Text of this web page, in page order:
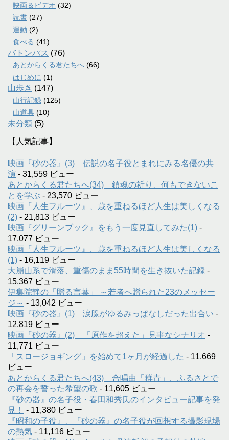
映画＆ビデオ (32)
読書 (27)
運動 (2)
食べる (41)
バトンパス (76)
あとからくる君たちへ (66)
はじめに (1)
山歩き (147)
山行記録 (125)
山道具 (10)
未分類 (5)
【人気記事】
映画『砂の器』(3) 伝説の名子役とまれにみる名優の共
演 - 31,559 ビュー
あとからくる君たちへ(34) 鎮魂の祈り、何もできないこ
とを学ぶ - 23,570 ビュー
映画『人生フルーツ』、歳を重ねるほど人生は美しくなる
(2) - 21,813 ビュー
映画『グリーンブック』をもう一度見直してみた(1) -
17,077 ビュー
映画『人生フルーツ』、歳を重ねるほど人生は美しくなる
(1) - 16,119 ビュー
大崩山系で滑落、重傷のまま55時間を生き抜いた記録 -
15,367 ビュー
伊集院静の「贈る言葉」 ～若者へ贈られた23のメッセー
ジ～ - 13,042 ビュー
映画『砂の器』(1) 涙腺がゆるみっぱなしだった出合い -
12,819 ビュー
映画『砂の器』(2) 「原作を超えた」見事なシナリオ -
11,771 ビュー
「スロージョギング」を始めて1ヶ月が経過した - 11,669
ビュー
あとからくる君たちへ(43) 合唱曲「群青」、ふるさとで
の再会を誓った希望の歌 - 11,605 ビュー
『砂の器』の名子役・春田和秀氏のインタビュー記事を発
見！
- 11,380 ビュー
『昭和の子役』、『砂の器』の名子役が回想する撮影現場
の熱気 - 11,116 ビュー